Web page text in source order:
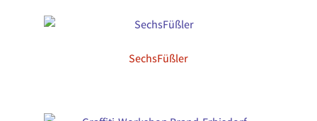
SechsFüßler